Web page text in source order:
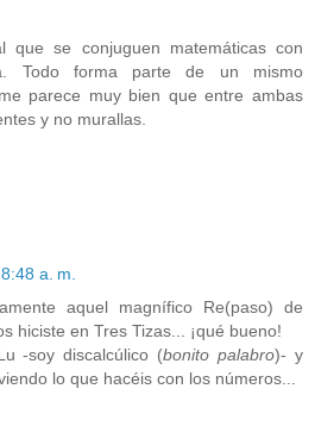
que se conjuguen matemáticas con
Todo forma parte de un mismo
parece muy bien que entre ambas
y no murallas.
8:48 a. m.
aquel magnífico Re(paso) de
hiciste en Tres Tizas... ¡qué bueno!
-soy discalcúlico (bonito palabro)- y
lo que hacéis con los números...